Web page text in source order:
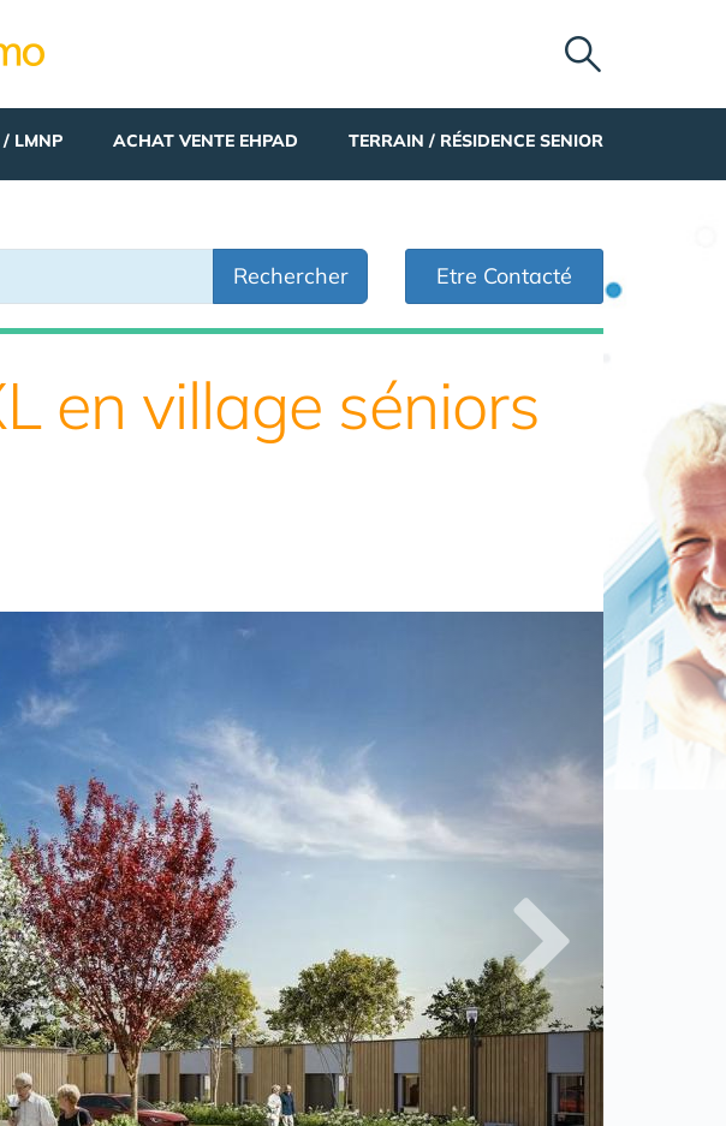
/ LMNP ACHAT VENTE EHPAD TERRAIN / RÉSIDENCE SENIOR
Rechercher Etre Contacté
en village séniors